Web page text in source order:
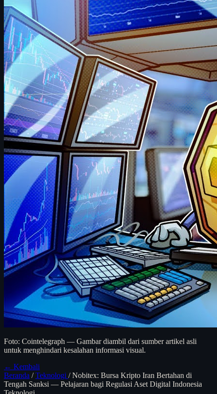
Foto: Cointelegraph — Gambar diambil dari sumber artikel asli
untuk menghindari kesalahan informasi visual.
← Kembali
Beranda / Teknologi / Nobitex: Bursa Kripto Iran Bertahan di
Tengah Sanksi — Pelajaran bagi Regulasi Aset Digital Indonesia